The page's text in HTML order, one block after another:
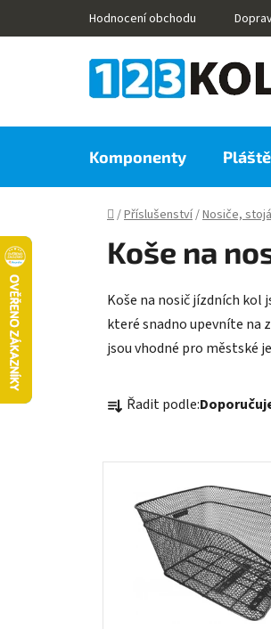
Hodnocení obchodu
Komponenty
Domů
/Příslušenství/Nosiče,
Koše na
Koše na nosič jízdních kol
které snadno upevníte na
jsou vhodné pro městské
a
e
Řadit podle: